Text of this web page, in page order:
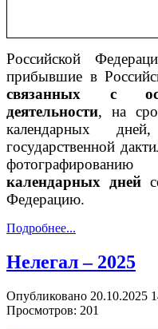
Российской
прибывшие в
связанных с
деятельности, на
календарных
государственной
фотографированию
календарных дней
Федерацию.
Подробнее...
Нелегал – 2025
Опубликовано 20.10.2025
Просмотров: 201